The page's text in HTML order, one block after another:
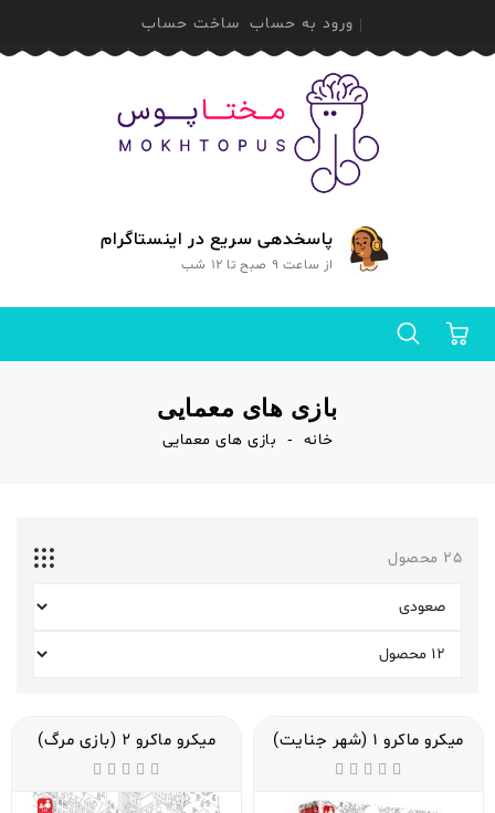
ورود به حساب ساخت حساب
پاسخدهی سریع در اینستاگرام
از ساعت 9 صبح تا 12 شب
بازی های معمایی
خانه بازی های معمایی
25 محصول
میکرو ماکرو 1 (شهر جنایت) میکرو ماکرو 2 (بازی مرگ)